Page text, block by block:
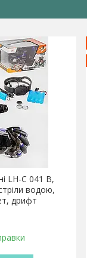
LH-C 041 B,
водою,
дрифт